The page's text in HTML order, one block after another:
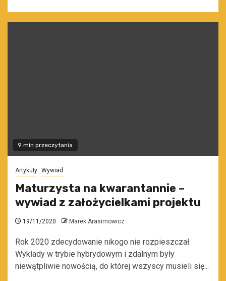
9 min przeczytania
Artykuły Wywiad
Maturzysta na kwarantannie –
wywiad z założycielkami projektu
19/11/2020 Marek Arasimowicz
Rok 2020 zdecydowanie nikogo nie rozpieszczał.
Wykłady w trybie hybrydowym i zdalnym były
niewątpliwie nowością, do której wszyscy musieli się...